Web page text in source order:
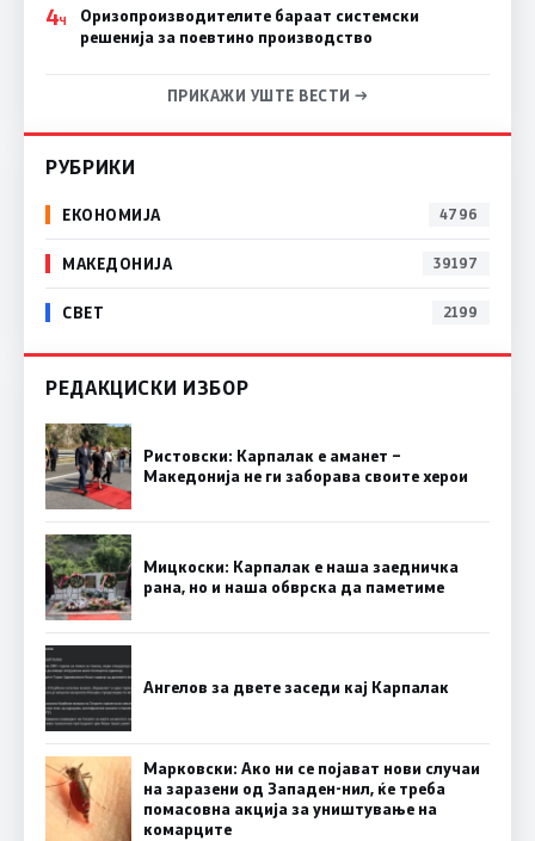
4Ч
Оризопроизводителите бараат системски
решенија за поевтино производство
ПРИКАЖИ УШТЕ ВЕСТИ →
РУБРИКИ
ЕКОНОМИЈА 4796
МАКЕДОНИЈА 39197
СВЕТ 2199
РЕДАКЦИСКИ ИЗБОР
Ристовски: Карпалак е аманет –
Македонија не ги заборава своите херои
Мицкоски: Карпалак е наша заедничка
рана, но и наша обврска да паметиме
Ангелов за двете заседи кај Карпалак
Марковски: Ако ни се појават нови случаи
на заразени од Западен-нил, ќе треба
помасовна акција за уништување на
комарците